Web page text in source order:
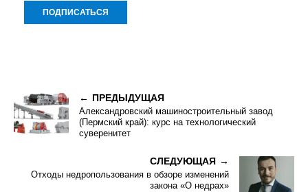
ПРЕДЫДУЩАЯ
Александровский машиностроительный завод
(Пермский край): курс на технологический
суверенитет
СЛЕДУЮЩАЯ
Отходы недропользования в обзоре изменений
закона «О недрах»